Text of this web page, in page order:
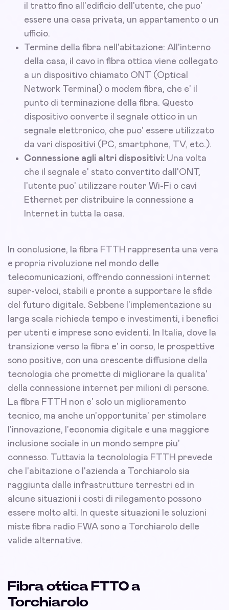
il tratto fino all'edificio dell'utente, che puo'
essere una casa privata, un appartamento o un
ufficio.
Termine della fibra nell'abitazione: All'interno
della casa, il cavo in fibra ottica viene collegato
a un dispositivo chiamato ONT (Optical
Network Terminal) o modem fibra, che e' il
punto di terminazione della fibra. Questo
dispositivo converte il segnale ottico in un
segnale elettronico, che puo' essere utilizzato
da vari dispositivi (PC, smartphone, TV, etc.).
Connessione agli altri dispositivi: Una volta
che il segnale e' stato convertito dall'ONT,
l'utente puo' utilizzare router Wi-Fi o cavi
Ethernet per distribuire la connessione a
Internet in tutta la casa.
In conclusione, la fibra FTTH rappresenta una vera
e propria rivoluzione nel mondo delle
telecomunicazioni, offrendo connessioni internet
super-veloci, stabili e pronte a supportare le sfide
del futuro digitale. Sebbene l'implementazione su
larga scala richieda tempo e investimenti, i benefici
per utenti e imprese sono evidenti. In Italia, dove la
transizione verso la fibra e' in corso, le prospettive
sono positive, con una crescente diffusione della
tecnologia che promette di migliorare la qualita'
della connessione internet per milioni di persone.
La fibra FTTH non e' solo un miglioramento
tecnico, ma anche un'opportunita' per stimolare
l'innovazione, l'economia digitale e una maggiore
inclusione sociale in un mondo sempre piu'
connesso. Tuttavia la tecnolologia FTTH prevede
che l'abitazione o l'azienda a Torchiarolo sia
raggiunta dalle infrastrutture terrestri ed in
alcune situazioni i costi di rilegamento possono
essere molto alti. In queste situazioni le soluzioni
miste fibra radio FWA sono a Torchiarolo delle
valide alternative.
Fibra ottica FTTO a
Torchiarolo